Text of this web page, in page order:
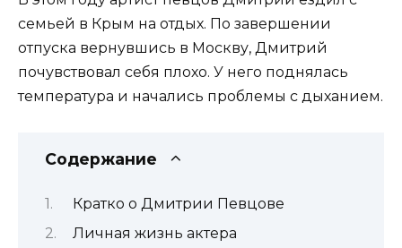
семьей в Крым на отдых. По завершении
отпуска вернувшись в Москву, Дмитрий
почувствовал себя плохо. У него поднялась
температура и начались проблемы с дыханием.
Содержание
Кратко о Дмитрии Певцове
Личная жизнь актера